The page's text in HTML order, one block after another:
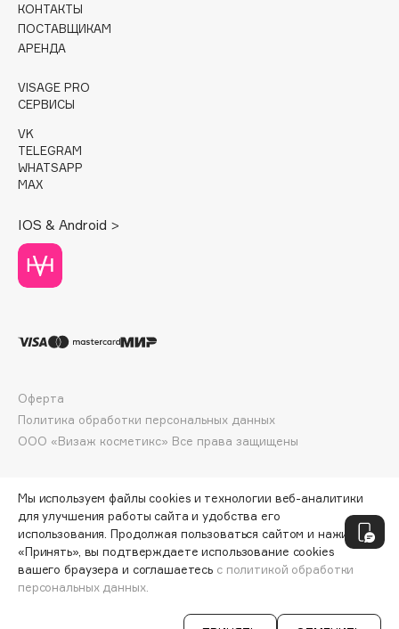
Curaprox
D
DABO
DARLING*
Darphin
Deonica
Dessange
Dior
Dolce & Gabbana
Dorco
DP Daily Perfection
Dr. Vranjes Firenze
Dr.Ceuracle
Dr.Jart+
DSD de Luxe
Dyson
СООБЩИТЬ О ПОСТУПЛЕНИИ
КОНТАКТЫ
ПОСТАВЩИКАМ
АРЕНДА
VISAGE PRO
СЕРВИСЫ
VK
TELEGRAM
WHATSAPP
MAX
IOS & Android >
ООО «Визаж косметикс» Все права защищены
Оферта
Политика обработки персональных данных
Мы используем файлы cookies и технологии веб-аналитики
для улучшения работы сайта и удобства его
использования. Продолжая пользоваться сайтом и нажимая
«Принять», вы подтверждаете использование cookies
вашего браузера и соглашаетесь с политикой обработки
персональных данных.